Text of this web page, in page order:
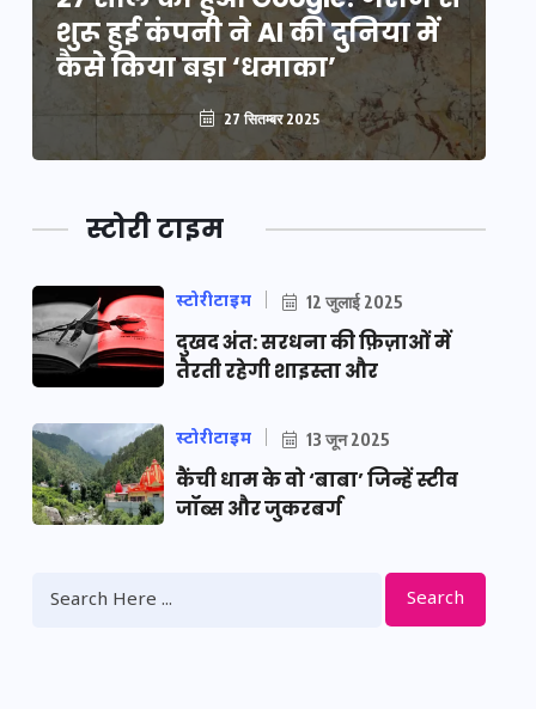
शुरू हुई कंपनी ने AI की दुनिया में
कैसे किया बड़ा ‘धमाका’
27 सितम्बर 2025
स्टोरी टाइम
स्टोरीटाइम 12 जुलाई 2025
दुखद अंत: सरधना की फ़िज़ाओं में
तैरती रहेगी शाइस्ता और
स्टोरीटाइम 13 जून 2025
कैंची धाम के वो ‘बाबा’ जिन्हें स्टीव
जॉब्स और जुकरबर्ग
Search